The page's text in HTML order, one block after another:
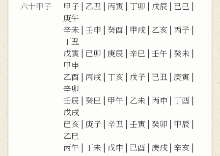
六十甲子 甲子 | 乙丑 |丙寅 | 丁卯 | 戊辰 | 已巳 |
庚午
辛未 |壬申 |癸酉 | 甲戌 | 乙亥 |丙子 |
丁丑
戊寅 | 已卯 | 庚辰 |辛巳 |壬午 |癸未 |
甲申
乙酉 |丙戌 | 丁亥 | 戊子 | 已丑 | 庚寅 |
辛卯
壬辰 |癸巳 | 甲午 | 乙未 |丙申 | 丁酉 |
戊戌
已亥 | 庚子 |辛丑 |壬寅 |癸卯 | 甲辰 |
乙巳
丙午 | 丁未 | 戊申 | 已酉 | 庚戌 |辛亥 |